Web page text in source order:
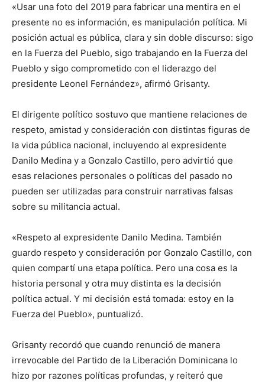
«Usar una foto del 2019 para fabricar una mentira en el
presente no es información, es manipulación política. Mi
posición actual es pública, clara y sin doble discurso: sigo
en la Fuerza del Pueblo, sigo trabajando en la Fuerza del
Pueblo y sigo comprometido con el liderazgo del
presidente Leonel Fernández», afirmó Grisanty.
El dirigente político sostuvo que mantiene relaciones de
respeto, amistad y consideración con distintas figuras de
la vida pública nacional, incluyendo al expresidente
Danilo Medina y a Gonzalo Castillo, pero advirtió que
esas relaciones personales o políticas del pasado no
pueden ser utilizadas para construir narrativas falsas
sobre su militancia actual.
«Respeto al expresidente Danilo Medina. También
guardo respeto y consideración por Gonzalo Castillo, con
quien compartí una etapa política. Pero una cosa es la
historia personal y otra muy distinta es la decisión
política actual. Y mi decisión está tomada: estoy en la
Fuerza del Pueblo», puntualizó.
Grisanty recordó que cuando renunció de manera
irrevocable del Partido de la Liberación Dominicana lo
hizo por razones políticas profundas, y reiteró que